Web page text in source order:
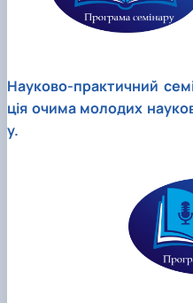
Науково-практичний
ція очима молодих
у.